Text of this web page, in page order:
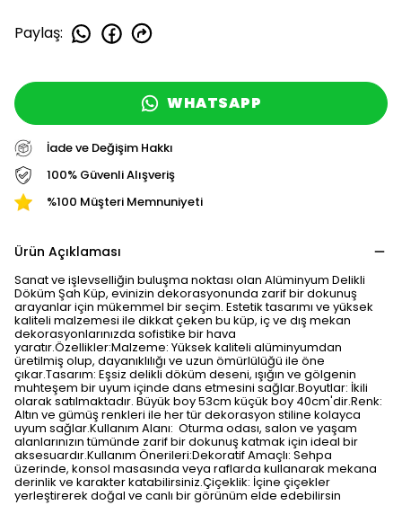
Paylaş:
WHATSAPP
İade ve Değişim Hakkı
100% Güvenli Alışveriş
%100 Müşteri Memnuniyeti
Ürün Açıklaması
Sanat ve işlevselliğin buluşma noktası olan Alüminyum Delikli
Döküm Şah Küp, evinizin dekorasyonunda zarif bir dokunuş
arayanlar için mükemmel bir seçim. Estetik tasarımı ve yüksek
kaliteli malzemesi ile dikkat çeken bu küp, iç ve dış mekan
dekorasyonlarınızda sofistike bir hava
yaratır.Özellikler:Malzeme: Yüksek kaliteli alüminyumdan
üretilmiş olup, dayanıklılığı ve uzun ömürlülüğü ile öne
çıkar.Tasarım: Eşsiz delikli döküm deseni, ışığın ve gölgenin
muhteşem bir uyum içinde dans etmesini sağlar.Boyutlar: İkili
olarak satılmaktadır. Büyük boy 53cm küçük boy 40cm'dir.Renk:
Altın ve gümüş renkleri ile her tür dekorasyon stiline kolayca
uyum sağlar.Kullanım Alanı: Oturma odası, salon ve yaşam
alanlarınızın tümünde zarif bir dokunuş katmak için ideal bir
aksesuardır.Kullanım Önerileri:Dekoratif Amaçlı: Sehpa
üzerinde, konsol masasında veya raflarda kullanarak mekana
derinlik ve karakter katabilirsiniz.Çiçeklik: İçine çiçekler
yerleştirerek doğal ve canlı bir görünüm elde edebilirsin